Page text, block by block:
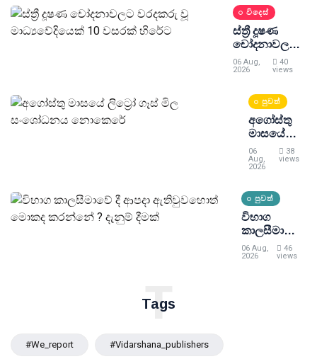
තවදුරටත්
ඉඩ
විදෙස්
ස්ත්‍රී දූෂණ
චෝදනාවලට
වරදකරු වූ
මාධ්‍යවේදියෙක්
හිරේට
06 Aug,
2026
40
views
පුවත්
අගෝස්තු
මාසයේ
ලිට්‍රෝ ගෑස්
මිල
06
Aug,
2026
38
views
පුවත්
විභාග
කාලසීමාවේ
දී ආපදා
ඇතිවුවහොත්
06 Aug,
2026
46
views
Tags
T
#we_report #vidarshana_publishers